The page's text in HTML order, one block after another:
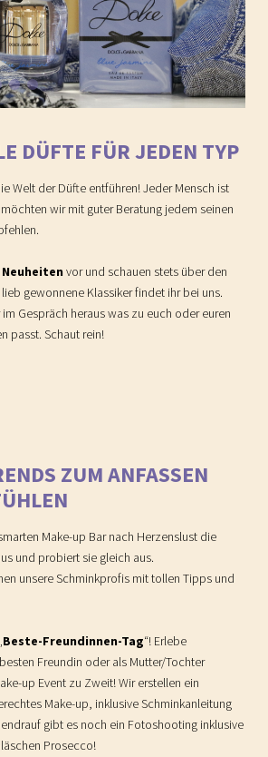
DÜFTE FÜR JEDEN TYP
Welt der Düfte entführen! Jeder Mensch ist
wir mit guter Beratung jedem seinen
Neuheitenvor und schauen stets über den
gewonnene Klassiker findet ihr bei uns.
Gespräch heraus was zu euch oder euren
passt. Schaut rein!
ZUM ANFASSEN
Make-up Bar nach Herzenslust die
und probiert sie gleich aus.
unsere Schminkprofis mit tollen Tipps und
Beste-Freundinnen-Tag“! Erlebe
Freundin oder als Mutter/Tochter
up Event zu Zweit! Wir erstellen ein
Make-up, inklusive Schminkanleitung
gibt es noch ein Fotoshooting inklusive
Prosecco!